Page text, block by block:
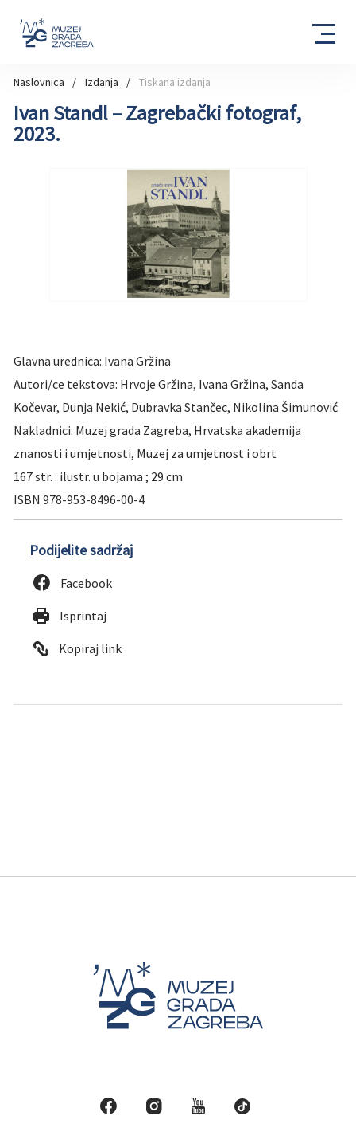
Naslovnica Izdanja Tiskana izdanja
Ivan Standl – Zagrebački fotograf,
2023.
Glavna urednica: Ivana Gržina
Autori/ce tekstova: Hrvoje Gržina, Ivana Gržina, Sanda
Kočevar, Dunja Nekić, Dubravka Stančec, Nikolina Šimunović
Nakladnici: Muzej grada Zagreba, Hrvatska akademija
znanosti i umjetnosti, Muzej za umjetnost i obrt
167 str. : ilustr. u bojama ; 29 cm
ISBN 978-953-8496-00-4
Podijelite sadržaj
Facebook
Isprintaj
Kopiraj link